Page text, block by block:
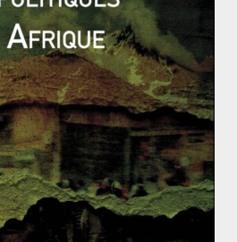
lunaire, et lança
termes de droits civiques,
noire. Sa dernière réforme
la pauvreté, dont les
le 21 novembre 1963. Le
provoquée par son
la mémoire collective.
la géopolitique turque